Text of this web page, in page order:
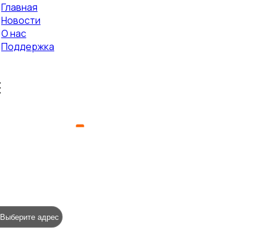
Главная
Новости
О нас
Поддержка
Выберите адрес